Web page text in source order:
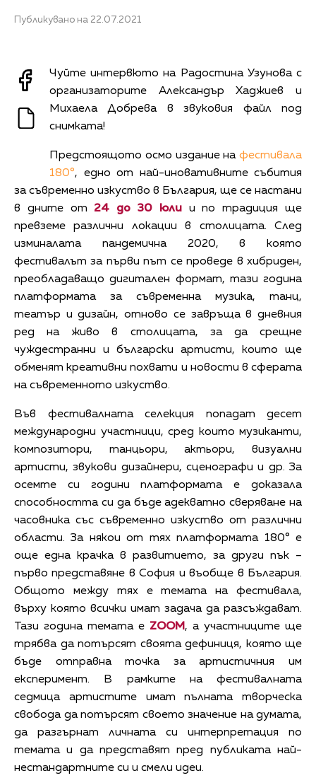
Публикувано на 22.07.2021
Чуйте интервюто на Радостина Узунова с
организаторите Александър Хаджиев и
Михаела Добрева в звуковия файл под
снимката!
Предстоящото осмо издание на фестивала
180°, едно от най-иновативните събития
за съвременно изкуство в България, ще се настани
в дните от 24 до 30 юлии по традиция ще
превземе различни локации в столицата. След
изминалата пандемична 2020, в която
фестивалът за първи път се проведе в хибриден,
преобладаващо дигитален формат, тази година
платформата за съвременна музика, танц,
театър и дизайн, отново се завръща в дневния
ред на живо в столицата, за да срещне
чуждестранни и български артисти, които ще
обменят креативни похвати и новости в сферата
на съвременното изкуство.
Във фестивалната селекция попадат десет
международни участници, сред които музиканти,
композитори, танцьори, актьори, визуални
артисти, звукови дизайнери, сценографи и др. За
осемте си години платформата е доказала
способността си да бъде адекватно сверяване на
часовника със съвременно изкуство от различни
области. За някои от тях платформата 180° е
още една крачка в развитието, за други пък –
първо представяне в София и въобще в България.
Общото между тях е темата на фестивала,
върху която всички имат задача да разсъждават.
Тази година темата е ZOOM, а участниците ще
трябва да потърсят своята дефиниця, която ще
бъде отправна точка за артистичния им
експеримент. В рамките на фестивалната
седмица артистите имат пълната творческа
свобода да потърсят своето значение на думата,
да разгърнат личната си интерпретация по
темата и да представят пред публиката най-
нестандартните си и смели идеи.